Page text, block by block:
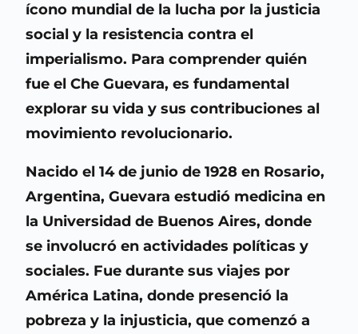
ícono mundial de la lucha por la justicia
social y la resistencia contra el
imperialismo. Para comprender quién
fue el Che Guevara, es fundamental
explorar su vida y sus contribuciones al
movimiento revolucionario.
Nacido el 14 de junio de 1928 en Rosario,
Argentina, Guevara estudió medicina en
la Universidad de Buenos Aires, donde
se involucró en actividades políticas y
sociales. Fue durante sus viajes por
América Latina, donde presenció la
pobreza y la injusticia, que comenzó a